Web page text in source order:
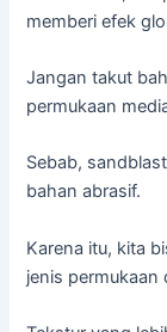
memberi efek
Jangan takut
permukaan
Sebab,
bahan abrasif.
Karena itu, kita
jenis permukaan